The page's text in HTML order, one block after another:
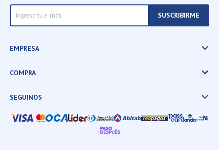
SUSCRIBIRME
EMPRESA
COMPRA
SEGUINOS